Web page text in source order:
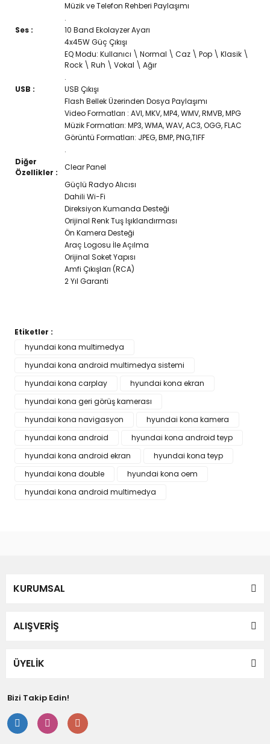
Müzik ve Telefon Rehberi Paylaşımı
.
Ses :
10 Band Ekolayzer Ayarı
4x45W Güç Çıkışı
EQ Modu: Kullanıcı \ Normal \ Caz \ Pop \ Klasik \
Rock \ Ruh \ Vokal \ Ağır
.
USB :
USB Çıkışı
Flash Bellek Üzerinden Dosya Paylaşımı
Video Formatları : AVI, MKV, MP4, WMV, RMVB, MPG
Müzik Formatları: MP3, WMA, WAV, AC3, OGG, FLAC
Görüntü Formatları: JPEG, BMP, PNG,TIFF
.
Diğer
Özellikler :
Clear Panel
Güçlü Radyo Alıcısı
Dahili Wi-Fi
Direksiyon Kumanda Desteği
Orijinal Renk Tuş Işıklandırması
Ön Kamera Desteği
Araç Logosu İle Açılma
Orijinal Soket Yapısı
Amfi Çıkışları (RCA)
2 Yıl Garanti
Bu ürüne ilk yorumu siz yapın!
Yorum Yaz
Bu ürünün fiyat bilgisi, resim, ürün açıklamalarında ve diğer
kullanarak tarafımıza iletebilirsiniz.
Görüş ve önerileriniz için teşekkür ederiz.
Ürün bilgilerinde hatalar bulunuyor.
Ürün fiyatı diğer sitelerden daha pahalı.
Bu ürüne benzer farklı alternatifler olmalı.
Etiketler :
hyundai kona multimedya
hyundai kona android multimedya sistemi
hyundai kona carplay
hyundai kona ekran
hyundai kona geri görüş kamerası
hyundai kona navigasyon
hyundai kona kamera
hyundai kona android
hyundai kona android teyp
hyundai kona android ekran
hyundai kona teyp
hyundai kona double
hyundai kona oem
hyundai kona android multimedya
KURUMSAL
ALIŞVERİŞ
ÜYELİK
Bizi Takip Edin!